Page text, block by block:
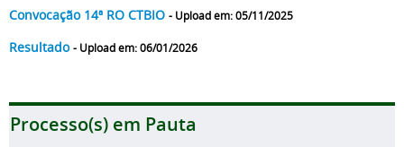
Convocação 14ª RO CTBIO - Upload em: 05/11/2025
Resultado - Upload em: 06/01/2026
Processo(s) em Pauta